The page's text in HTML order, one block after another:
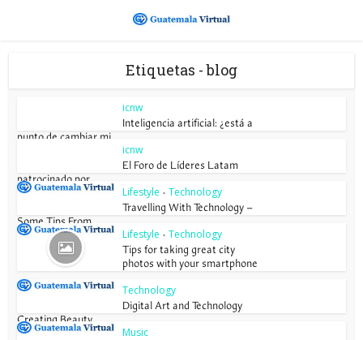
Etiquetas - blog
icnw
Inteligencia artificial: ¿está a
punto de cambiar mi...
icnw
El Foro de Líderes Latam
patrocinado por...
Lifestyle • Technology
Travelling With Technology –
Some Tips From...
Lifestyle • Technology
Tips for taking great city
photos with your smartphone
Technology
Digital Art and Technology
Creating Beauty
Music